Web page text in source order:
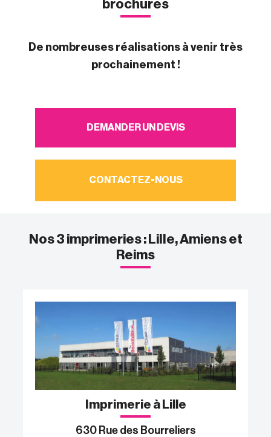
brochures
De nombreuses réalisations à venir très
prochainement !
DEMANDER UN DEVIS
CONTACTEZ-NOUS
Nos 3 imprimeries : Lille, Amiens et
Reims
Imprimerie à Lille
630 Rue des Bourreliers